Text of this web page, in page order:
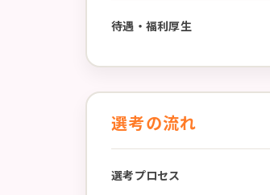
待遇・福利厚生
選考の流れ
選考プロセス